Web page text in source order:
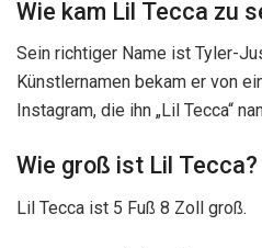
Wie kam Lil Tecca zu
Sein richtiger Name ist Tyler-
Künstlernamen bekam er von
Instagram, die ihn „Lil Tecca“
Wie groß ist Lil Tecca?
Lil Tecca ist 5 Fuß 8 Zoll groß.